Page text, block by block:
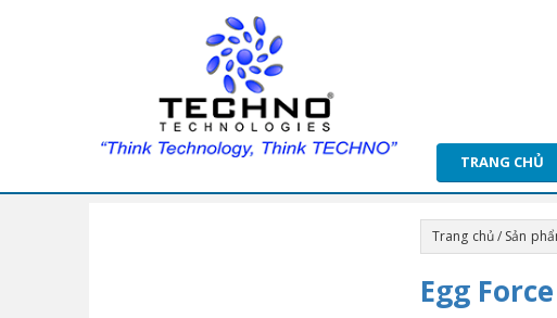
TRANG CHỦ
Trang chủ/ Sản
Egg